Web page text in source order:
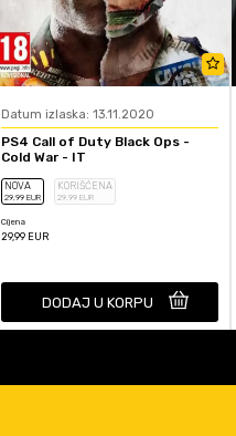
Datum izlaska: 13.11.2020
PS4 Call of Duty Black Ops -
Cold War - IT
NOVA
29,99 EUR
KORIŠĆENA
29,99 EUR
Cijena
29,99 EUR
DODAJ U KORPU